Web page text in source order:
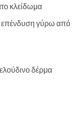
κλείδωμα
επένδυση γύρω από
δέρμα